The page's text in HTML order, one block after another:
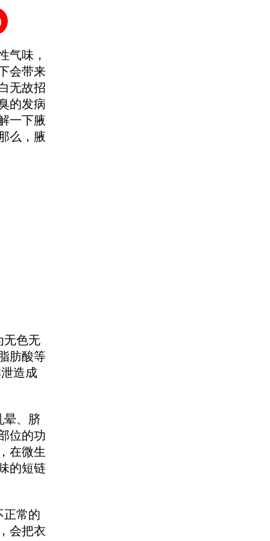
味，
会带来
无故招
的发病
一下腋
么，腋
色无
肪酸等
造成
、脐
位的功
在微生
的短链
常的
会把衣